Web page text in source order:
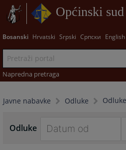
Općinski
Bosanski Hrvatski Srpski Српски English
Napredna pretraga
Javne nabavke Odluke Odluke
Odluke